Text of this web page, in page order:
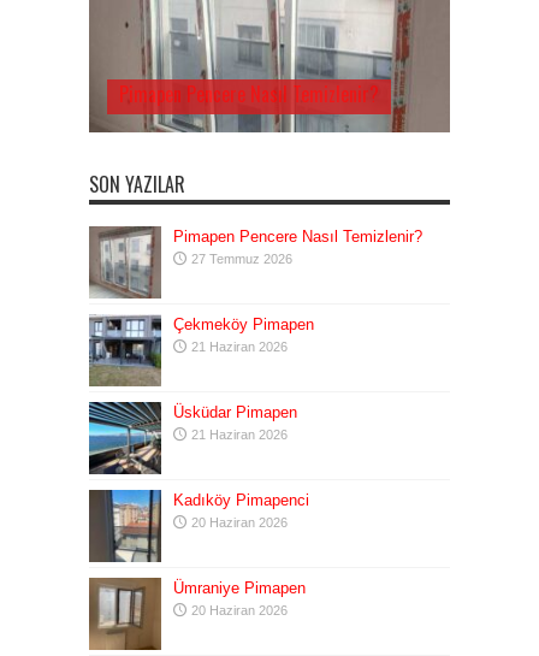
Pimapen Pencere Nasıl Temizlenir?
SON YAZILAR
Pimapen Pencere Nasıl Temizlenir?
27 Temmuz 2026
Çekmeköy Pimapen
21 Haziran 2026
Üsküdar Pimapen
21 Haziran 2026
Kadıköy Pimapenci
20 Haziran 2026
Ümraniye Pimapen
20 Haziran 2026